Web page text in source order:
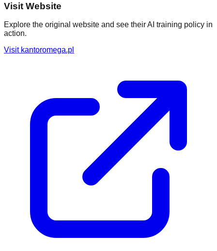
Visit Website
Explore the original website and see their AI training policy in
action.
Visit kantoromega.pl